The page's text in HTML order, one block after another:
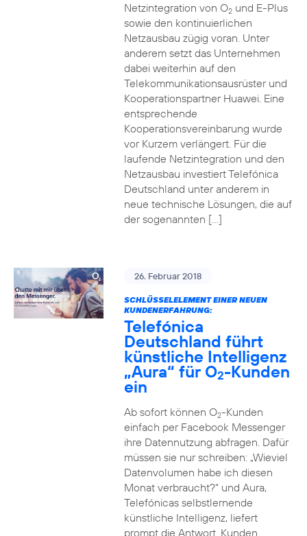
Netzintegration von O2und E-Plus
sowie den kontinuierlichen
Netzausbau zügig voran. Unter
anderem setzt das Unternehmen
dabei weiterhin auf den
Telekommunikationsausrüster und
Kooperationspartner Huawei. Eine
entsprechende
Kooperationsvereinbarung wurde
vor Kurzem verlängert. Für die
laufende Netzintegration und den
Netzausbau investiert Telefónica
Deutschland unter anderem in
neue technische Lösungen, die auf
der sogenannten […]
26. Februar 2018
SCHLÜSSELELEMENT EINER NEUEN
KUNDENERFAHRUNG:
Telefónica
Deutschland führt
künstliche Intelligenz
„Aura“ für O2-Kunden
ein
Ab sofort können O2-Kunden
einfach per Facebook Messenger
ihre Datennutzung abfragen. Dafür
müssen sie nur schreiben: „Wieviel
Datenvolumen habe ich diesen
Monat verbraucht?“ und Aura,
Telefónicas selbstlernende
künstliche Intelligenz, liefert
prompt die Antwort. Kunden